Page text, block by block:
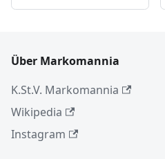
Über Markomannia
K.St.V. Markomannia
Wikipedia
Instagram